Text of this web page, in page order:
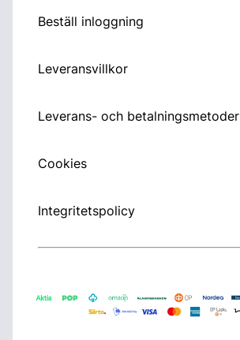
Beställ inloggning
Leveransvillkor
Leverans- och betalningsmetoder
Cookies
Integritetspolicy